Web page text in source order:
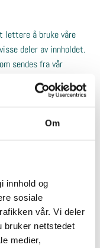
Om
innhold og
sosiale
vår. Vi deler
bruker nettstedet
medier,
lettere å bruke våre
deler av innholdet.
sendes fra vår
surfet på og anvendt
brukt.
i
noen form for personlig
om deg
Din IP-adresse
tilfeller du selv aktivt